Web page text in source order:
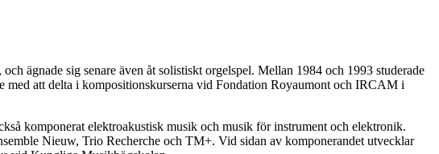
ägnade sig senare även åt solistiskt orgelspel. Mellan 1984 och 1993 studerade
att delta i kompositionskurserna vid Fondation Royaumont och IRCAM i
komponerat elektroakustisk musik och musik för instrument och elektronik.
Nieuw, Trio Recherche och TM+. Vid sidan av komponerandet utvecklar